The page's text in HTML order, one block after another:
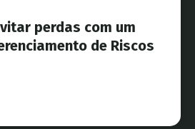
perdas com um
de Riscos